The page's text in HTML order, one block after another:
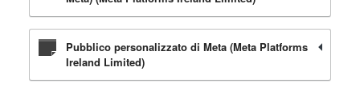
Pubblico personalizzato di Meta (Meta Platforms
Ireland Limited)